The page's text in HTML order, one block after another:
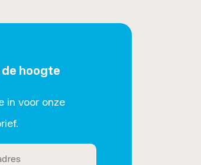
hoogte
in voor onze